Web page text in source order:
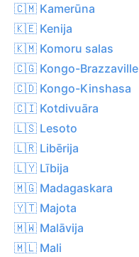
🇨🇲 Kamerūna
🇰🇪 Kenija
🇰🇲 Komoru salas
🇨🇬 Kongo-Brazzaville
🇨🇩 Kongo-Kinshasa
🇨🇮 Kotdivuāra
🇱🇸 Lesoto
🇱🇷 Libērija
🇱🇾 Lībija
🇲🇬 Madagaskara
🇾🇹 Majota
🇲🇼 Malāvija
🇲🇱 Mali